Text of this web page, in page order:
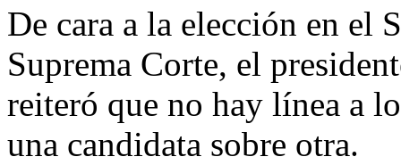
De cara a la elección en el
Suprema Corte, el
reiteró que no hay línea a
una candidata sobre otra.